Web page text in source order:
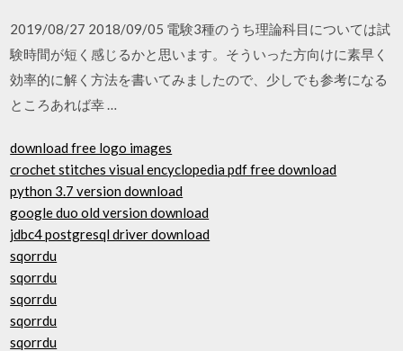
2019/08/27 2018/09/05 電験3種のうち理論科目については試
験時間が短く感じるかと思います。そういった方向けに素早く
効率的に解く方法を書いてみましたので、少しでも参考になる
ところあれば幸 …
download free logo images
crochet stitches visual encyclopedia pdf free download
python 3.7 version download
google duo old version download
jdbc4 postgresql driver download
sqorrdu
sqorrdu
sqorrdu
sqorrdu
sqorrdu